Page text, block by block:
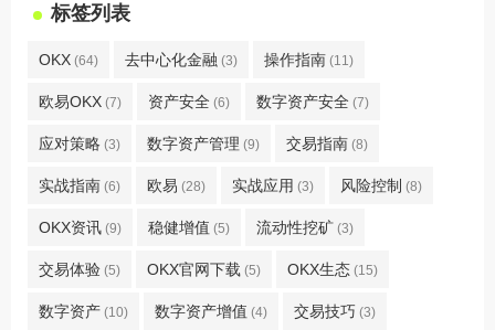
标签列表
OKX (64) 去中心化金融 (3) 操作指南 (11)
欧易OKX (7) 资产安全 (6) 数字资产安全 (7)
应对策略 (3) 数字资产管理 (9) 交易指南 (8)
实战指南 (6) 欧易 (28) 实战应用 (3) 风险控制 (8)
OKX资讯 (9) 稳健增值 (5) 流动性挖矿 (3)
交易体验 (5) OKX官网下载 (5) OKX生态 (15)
数字资产 (10) 数字资产增值 (4) 交易技巧 (3)